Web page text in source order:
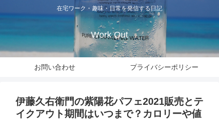
在宅ワーク・趣味・日常を発信する日記
Work Out
お問い合わせ プライバシーポリシー
伊藤久右衛門の紫陽花パフェ2021販売とテ
イクアウト期間はいつまで？カロリーや値